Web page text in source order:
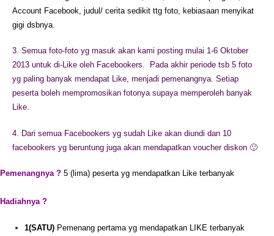
Account Facebook, judul/ cerita sedikit ttg foto, kebiasaan menyikat
gigi dsbnya.
3. Semua foto-foto yg masuk akan kami posting mulai 1-6 Oktober
2013 untuk di-Like oleh Facebookers. Pada akhir periode tsb 5 foto
yg paling banyak mendapat Like, menjadi pemenangnya. Setiap
peserta boleh mempromosikan fotonya supaya memperoleh banyak
Like.
4. Dari semua Facebookers yg sudah Like akan diundi dan 10
facebookers yg beruntung juga akan mendapatkan voucher diskon 🙂
Pemenangnya ? 5 (lima) peserta yg mendapatkan Like terbanyak
Hadiahnya ?
1(SATU) Pemenang pertama yg mendapatkan LIKE terbanyak